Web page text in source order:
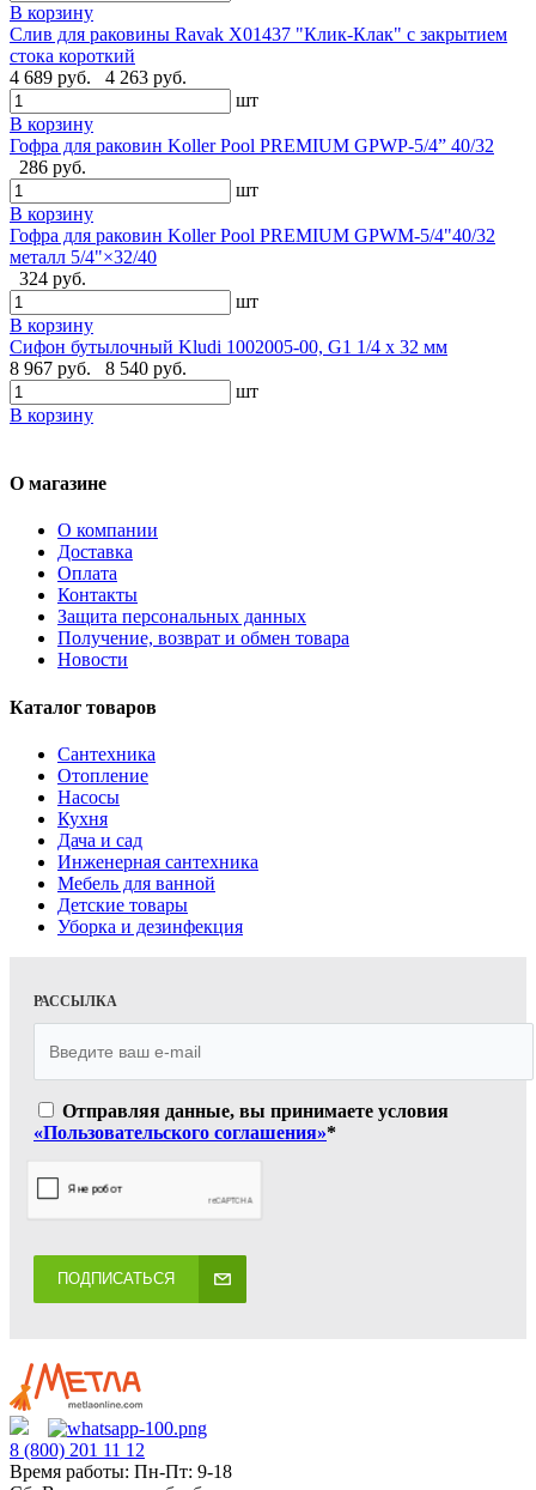
В корзину
Слив для раковины Ravak X01437 "Клик-Клак" с закрытием
стока короткий
4 689 руб.
4 263 руб.
шт
В корзину
Гофра для раковин Koller Pool PREMIUM GPWP-5/4” 40/32
286 руб.
шт
В корзину
Гофра для раковин Koller Pool PREMIUM GPWM-5/4"40/32
металл 5/4"×32/40
324 руб.
шт
В корзину
Cифон бутылочный Kludi 1002005-00, G1 1/4 х 32 мм
8 967 руб.
8 540 руб.
шт
В корзину
О магазине
О компании
Доставка
Оплата
Контакты
Защита персональных данных
Получение, возврат и обмен товара
Новости
Каталог товаров
Сантехника
Отопление
Насосы
Кухня
Дача и сад
Инженерная сантехника
Мебель для ванной
Детские товары
Уборка и дезинфекция
РАССЫЛКА
Отправляя данные, вы принимаете условия
«Пользовательского соглашения»*
ПОДПИСАТЬСЯ
8 (800) 201 11 12
Время работы: Пн-Пт: 9-18